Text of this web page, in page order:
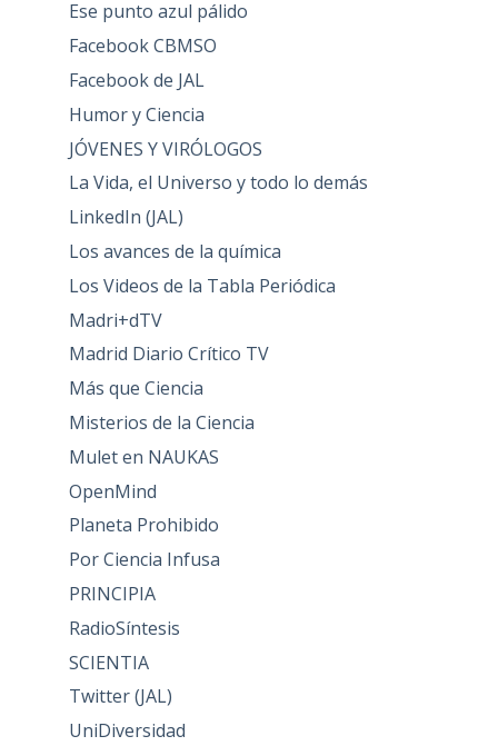
Ese punto azul pálido
Facebook CBMSO
Facebook de JAL
Humor y Ciencia
JÓVENES Y VIRÓLOGOS
La Vida, el Universo y todo lo demás
LinkedIn (JAL)
Los avances de la química
Los Videos de la Tabla Periódica
Madri+dTV
Madrid Diario Crítico TV
Más que Ciencia
Misterios de la Ciencia
Mulet en NAUKAS
OpenMind
Planeta Prohibido
Por Ciencia Infusa
PRINCIPIA
RadioSíntesis
SCIENTIA
Twitter (JAL)
UniDiversidad